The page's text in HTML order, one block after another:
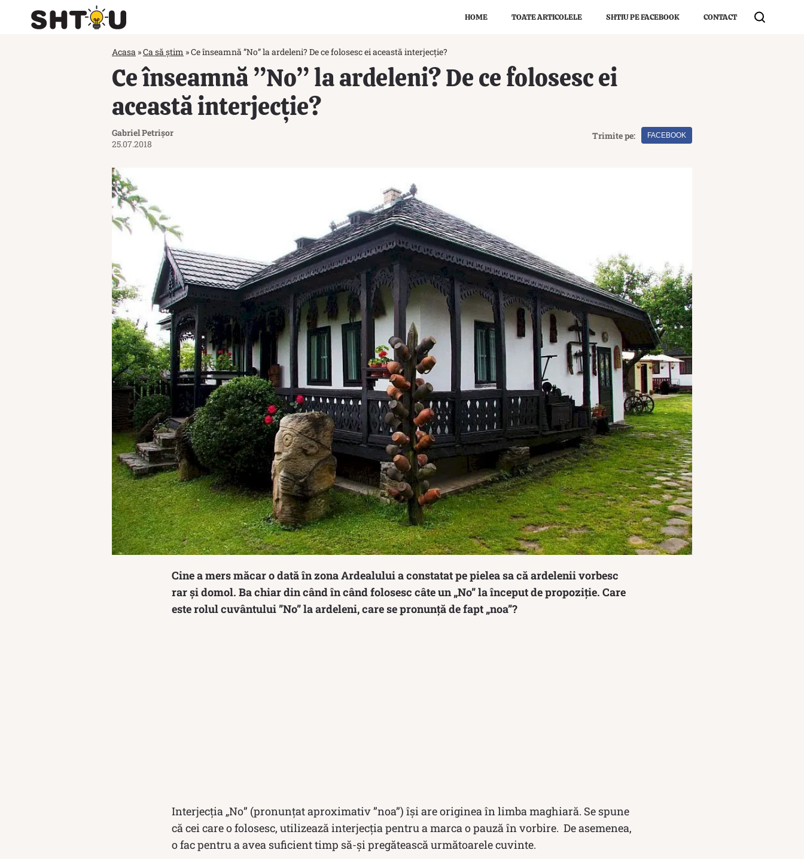
HOME TOATE ARTICOLELE SHTIU PE FACEBOOK CONTACT
Acasa »Ca să știm »Ce înseamnă ”No” la ardeleni? De ce folosesc ei această interjecție?
Ce înseamnă ”No” la ardeleni? De ce folosesc ei
această interjecție?
Gabriel Petrișor
25.07.2018
Trimite pe: FACEBOOK
Cine a mers măcar o dată în zona Ardealului a constatat pe pielea sa că ardelenii vorbesc
rar și domol. Ba chiar din când în când folosesc câte un „No” la început de propoziție. Care
este rolul cuvântului ”No” la ardeleni, care se pronunță de fapt „noa”?
Interjecția „No” (pronunţat aproximativ ”noa”) își are originea în limba maghiară. Se spune
că cei care o folosesc, utilizează interjecția pentru a marca o pauză în vorbire. De asemenea,
o fac pentru a avea suficient timp să-și pregătească următoarele cuvinte.